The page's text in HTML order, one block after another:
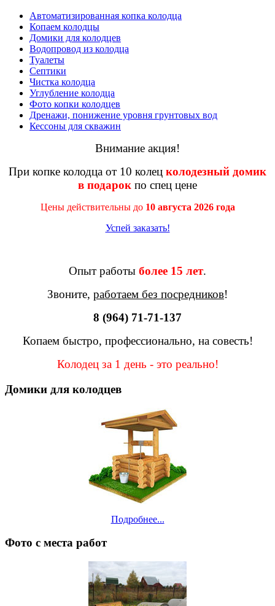
Автоматизированная копка колодца
Копаем колодцы
Домики для колодцев
Водопровод из колодца
Туалеты
Септики
Чистка колодца
Углубление колодца
Фото копки колодцев
Дренажи, понижение уровня грунтовых вод
Кессоны для скважин
Внимание акция!
При копке колодца от 10 колец колодезный домик
в подарок по спец цене
Цены действительны до 10 августа 2026 года
Успей заказать!
Опыт работы более 15 лет.
Звоните, работаем без посредников!
8 (964) 71-71-137
Копаем быстро, профессионально, на совесть!
Колодец за 1 день - это реально!
Домики для колодцев
Подробнее...
Фото с места работ